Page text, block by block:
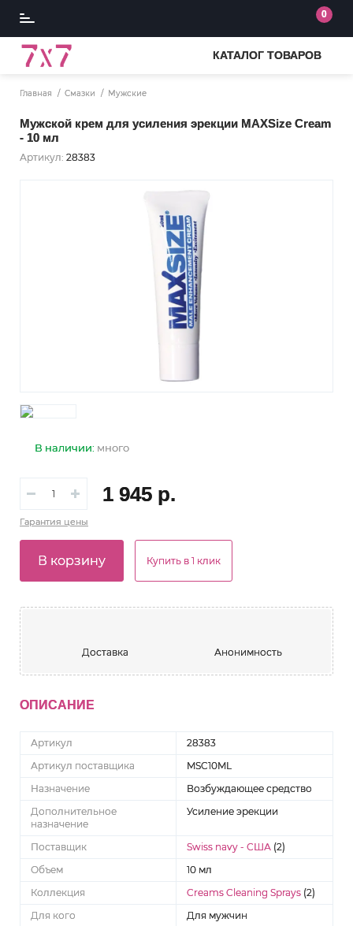
0
КАТАЛОГ ТОВАРОВ
Главная Смазки Мужские
Мужской крем для усиления эрекции MAXSize Cream
- 10 мл
Артикул: 28383
В наличии: много
Гарантия цены
1 945 р.
В корзину Купить в 1 клик
Доставка Анонимность
ОПИСАНИЕ
Артикул
28383
Артикул поставщика
MSC10ML
Назначение
Возбуждающее средство
Дополнительное
назначение
Усиление эрекции
Поставщик Swiss navy - США (2)
Объем
10 мл
Коллекция
Creams Cleaning Sprays (2)
Для кого
Для мужчин